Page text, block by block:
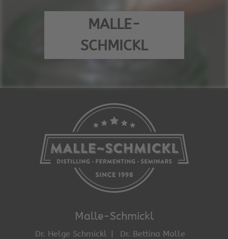
MALLE-
SCHMICKL
Malle-Schmickl
Dr. Helge Schmickl
Dr. Bettina Malle